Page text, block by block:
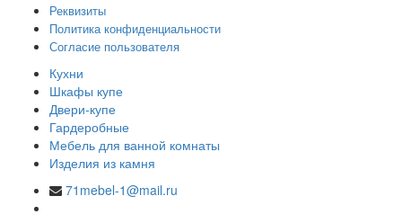
Реквизиты
Политика конфиденциальности
Согласие пользователя
Кухни
Шкафы купе
Двери-купе
Гардеробные
Мебель для ванной комнаты
Изделия из камня
71mebel-1@mail.ru